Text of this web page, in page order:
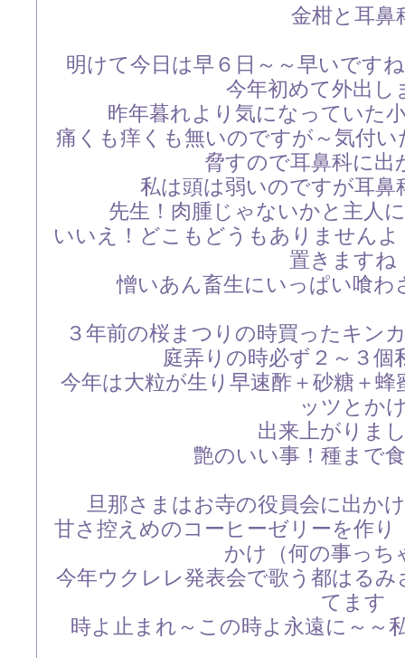
金柑と耳鼻
明けて今日は早６日～～早いです
今年初めて外出
昨年暮れより気になっていた
痛くも痒くも無いのですが～気付
脅すので耳鼻科に出
私は頭は弱いのですが耳鼻
先生！肉腫じゃないかと主人
いいえ！どこもどうもありません
置きますね
憎いあん畜生にいっぱい喰わ
３年前の桜まつりの時買ったキン
庭弄りの時必ず２～３個
今年は大粒が生り早速酢＋砂糖＋
ッツとか
出来上がり
艶のいい事！種まで
旦那さまはお寺の役員会に出か
甘さ控えめのコーヒーゼリーを作
かけ（何の事っち
今年ウクレレ発表会で歌う都はる
てます
時よ止まれ～この時よ永遠に～～